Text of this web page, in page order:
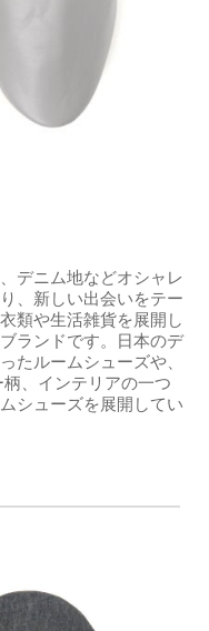
デニム地などオシャレ
、新しい出会いをテー
類や生活雑貨を展開し
ランドです。日本のデ
たルームシューズや、
、インテリアの一つ
シューズを展開してい